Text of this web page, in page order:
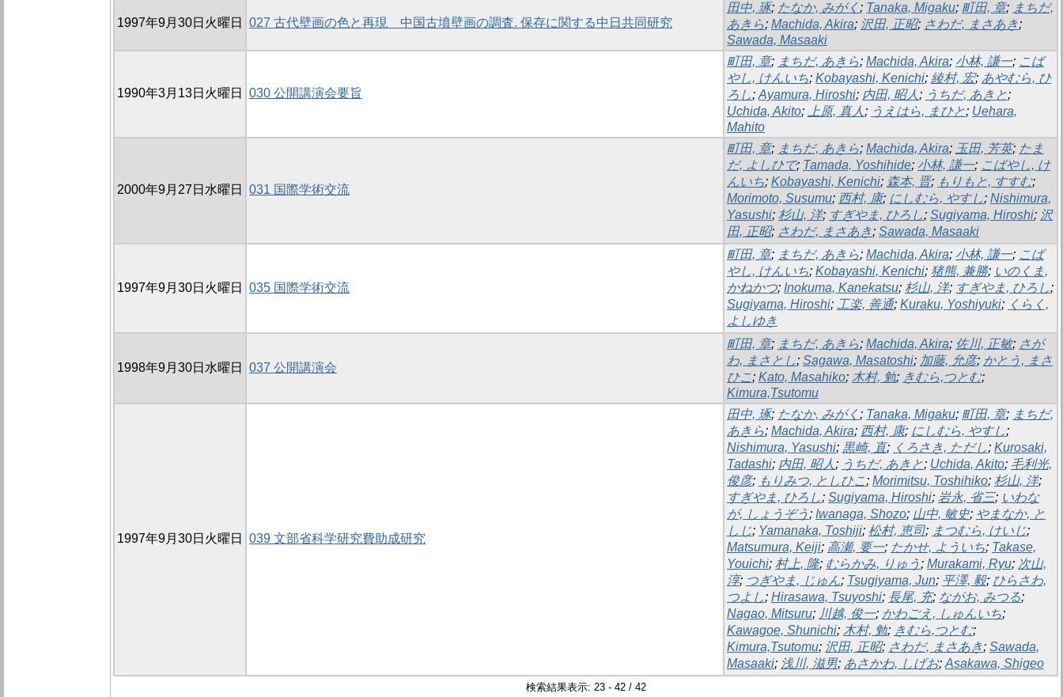
1997年9月30日火曜日 027 古代壁画の色と再現 中国古墳壁画の調査. 保存に関する中日共同研究
田中, 琢; たなか, みがく ; Tanaka, Migaku; 町田, 章; まちだ,
あきら; Machida, Akira; 沢田, 正昭; さわだ, まさあき;
Sawada, Masaaki
1990年3月13日火曜日 030 公開講演会要旨
町田, 章; まちだ, あきら; Machida, Akira; 小林, 謙一; こば
やし, けんいち; Kobayashi, Kenichi; 綾村, 宏; あやむら, ひ
ろし; Ayamura, Hiroshi; 内田, 昭人 ; うちだ, あきと;
Uchida, Akito; 上原, 真人 ; うえはら, まひと; Uehara,
Mahito
2000年9月27日水曜日 031 国際学術交流
町田, 章; まちだ, あきら; Machida, Akira; 玉田, 芳英; たま
だ, よしひで; Tamada, Yoshihide; 小林, 謙一; こばやし, け
んいち; Kobayashi, Kenichi; 森本, 晋; もりもと, すすむ;
Morimoto, Susumu; 西村, 康; にしむら, やすし; Nishimura,
Yasushi; 杉山, 洋; すぎやま, ひろし; Sugiyama, Hiroshi; 沢
田, 正昭; さわだ, まさあき; Sawada, Masaaki
1997年9月30日火曜日 035 国際学術交流
町田, 章; まちだ, あきら; Machida, Akira; 小林, 謙一; こば
やし, けんいち; Kobayashi, Kenichi; 猪熊, 兼勝; いのくま,
かねかつ; Inokuma, Kanekatsu; 杉山, 洋; すぎやま, ひろし;
Sugiyama, Hiroshi; 工楽, 善通; Kuraku, Yoshiyuki; くらく,
よしゆき
1998年9月30日水曜日 037 公開講演会
町田, 章; まちだ, あきら; Machida, Akira; 佐川, 正敏; さが
わ, まさとし; Sagawa, Masatoshi; 加藤, 允彦; かとう, まさ
ひこ; Kato, Masahiko; 木村, 勉; きむら,つとむ;
Kimura,Tsutomu
1997年9月30日火曜日 039 文部省科学研究費助成研究
田中, 琢; たなか, みがく ; Tanaka, Migaku; 町田, 章; まちだ,
あきら; Machida, Akira; 西村, 康; にしむら, やすし;
Nishimura, Yasushi; 黒崎, 直; くろさき, ただし; Kurosaki,
Tadashi; 内田, 昭人 ; うちだ, あきと; Uchida, Akito; 毛利光,
俊彦; もりみつ, としひこ; Morimitsu, Toshihiko; 杉山, 洋;
すぎやま, ひろし; Sugiyama, Hiroshi; 岩永, 省三; いわな
が, しょうぞう ; Iwanaga, Shozo; 山中, 敏史; やまなか, と
しじ; Yamanaka, Toshiji; 松村, 恵司; まつむら, けいじ;
Matsumura, Keiji; 高瀬, 要一; たかせ, よういち; Takase,
Youichi; 村上, 隆; むらかみ, りゅう ; Murakami, Ryu; 次山,
淳; つぎやま, じゅん; Tsugiyama, Jun; 平澤, 毅; ひらさわ,
つよし; Hirasawa, Tsuyoshi; 長尾, 充; ながお, みつる;
Nagao, Mitsuru; 川越, 俊一; かわごえ, しゅんいち;
Kawagoe, Shunichi; 木村, 勉; きむら,つとむ;
Kimura,Tsutomu; 沢田, 正昭; さわだ, まさあき; Sawada,
Masaaki; 浅川, 滋男; あさかわ, しげお; Asakawa, Shigeo
検索結果表示: 23 - 42 / 42